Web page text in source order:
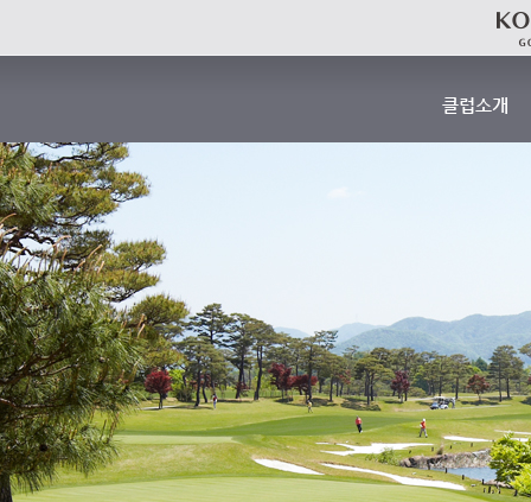
클럽소개
클럽 하우스
찾아오시는 길